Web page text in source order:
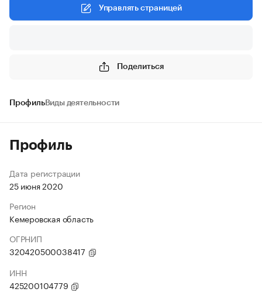
Управлять страницей
Поделиться
ПрофильВиды деятельности
Профиль
Дата регистрации
25 июня 2020
Регион
Кемеровская область
ОГРНИП
320420500038417
ИНН
425200104779